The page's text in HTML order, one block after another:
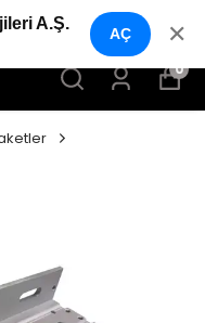
SISTEMLERI
0
A.Ş.
AÇ ✕